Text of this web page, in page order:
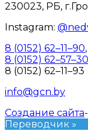
230023, РБ,
Instagram:
8 (0152) 62–11–90,
8 (0152) 62–57–30
8 (0152) 62–11–93
info@gcn.by
Создание сайта-
Переводчик »